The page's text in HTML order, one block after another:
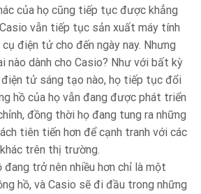
của họ cũng tiếp tục được khẳng
vẫn tiếp tục sản xuất máy tính
điện tử cho đến ngày nay. Nhưng
nào dành cho Casio? Như với bất kỳ
tử sáng tạo nào, họ tiếp tục đổi
hồ của họ vẫn đang được phát triển
đồng thời họ đang tung ra những
tiên tiến hơn để cạnh tranh với các
trên thị trường.
đang trở nên nhiều hơn chỉ là một
hồ, và Casio sẽ đi đầu trong những